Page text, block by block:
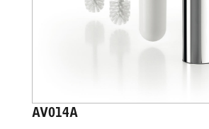
AV014A